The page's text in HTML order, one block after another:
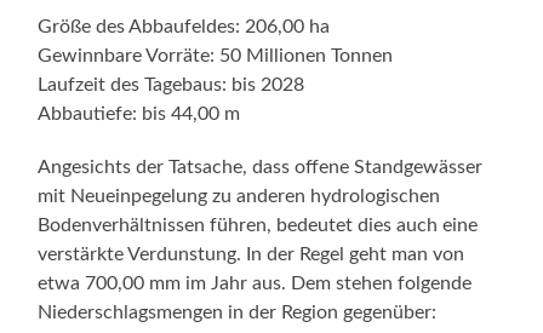
Größe des Abbaufeldes: 206,00 ha
Gewinnbare Vorräte: 50 Millionen Tonnen
Laufzeit des Tagebaus: bis 2028
Abbautiefe: bis 44,00 m
Angesichts der Tatsache, dass offene Standgewässer
mit Neueinpegelung zu anderen hydrologischen
Bodenverhältnissen führen, bedeutet dies auch eine
verstärkte Verdunstung. In der Regel geht man von
etwa 700,00 mm im Jahr aus. Dem stehen folgende
Niederschlagsmengen in der Region gegenüber: